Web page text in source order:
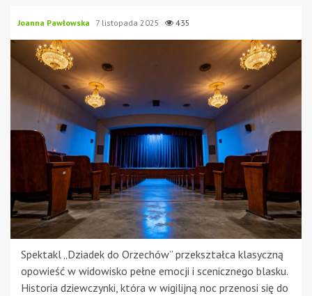
Joanna Pawłowska 7 listopada 2025 435
Spektakl „Dziadek do Orzechów” przekształca klasyczną
opowieść w widowisko pełne emocji i scenicznego blasku.
Historia dziewczynki, która w wigilijną noc przenosi się do